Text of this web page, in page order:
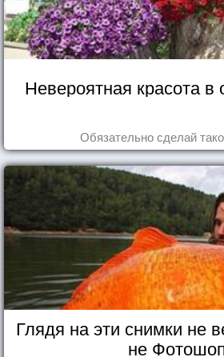
Невероятная красота
Обязательно сделай
Глядя на эти снимки не
не